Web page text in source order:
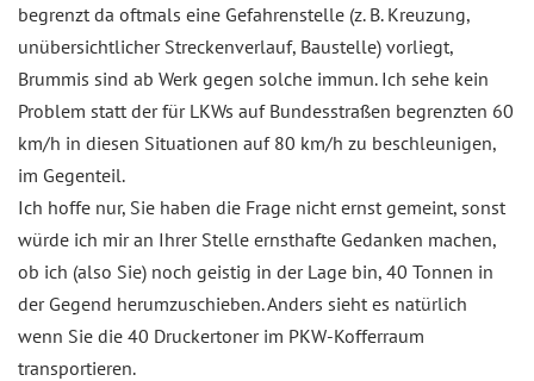
begrenzt da oftmals eine Gefahrenstelle (z. B. Kreuzung,
unübersichtlicher Streckenverlauf, Baustelle) vorliegt,
Brummis sind ab Werk gegen solche immun. Ich sehe kein
Problem statt der für LKWs auf Bundesstraßen begrenzten 60
km/h in diesen Situationen auf 80 km/h zu beschleunigen,
im Gegenteil.
Ich hoffe nur, Sie haben die Frage nicht ernst gemeint, sonst
würde ich mir an Ihrer Stelle ernsthafte Gedanken machen,
ob ich (also Sie) noch geistig in der Lage bin, 40 Tonnen in
der Gegend herumzuschieben. Anders sieht es natürlich
wenn Sie die 40 Druckertoner im PKW-Kofferraum
transportieren.